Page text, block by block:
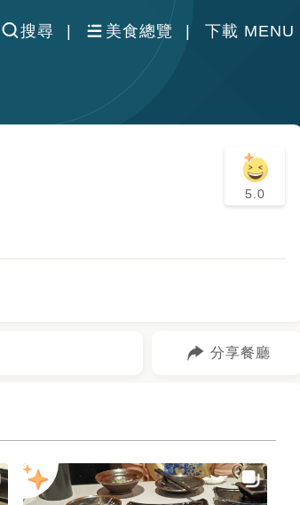
搜尋 美食總覽 下載 MENU
5.0
分享餐廳